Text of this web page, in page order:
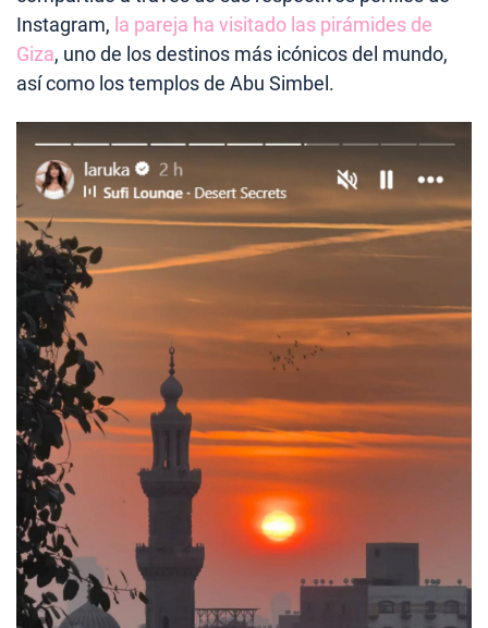
Instagram, la pareja ha visitado las pirámides de
Giza, uno de los destinos más icónicos del mundo,
así como los templos de Abu Simbel.